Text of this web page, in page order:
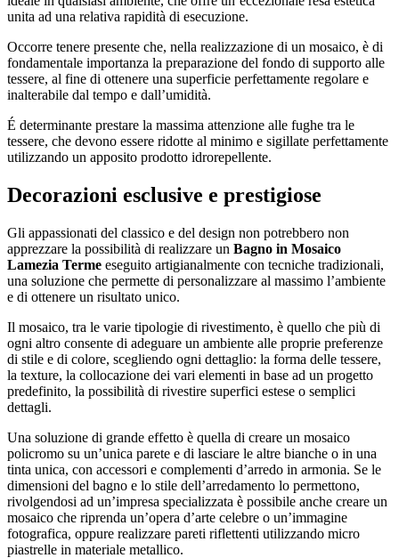
unita ad una relativa rapidità di esecuzione.
Occorre tenere presente che, nella realizzazione di un mosaico, è di
fondamentale importanza la preparazione del fondo di supporto alle
tessere, al fine di ottenere una superficie perfettamente regolare e
inalterabile dal tempo e dall’umidità.
É determinante prestare la massima attenzione alle fughe tra le
tessere, che devono essere ridotte al minimo e sigillate perfettamente
utilizzando un apposito prodotto idrorepellente.
Decorazioni esclusive e prestigiose
Gli appassionati del classico e del design non potrebbero non
apprezzare la possibilità di realizzare un Bagno in Mosaico
Lamezia Terme eseguito artigianalmente con tecniche tradizionali,
una soluzione che permette di personalizzare al massimo l’ambiente
e di ottenere un risultato unico.
Il mosaico, tra le varie tipologie di rivestimento, è quello che più di
ogni altro consente di adeguare un ambiente alle proprie preferenze
di stile e di colore, scegliendo ogni dettaglio: la forma delle tessere,
la texture, la collocazione dei vari elementi in base ad un progetto
predefinito, la possibilità di rivestire superfici estese o semplici
dettagli.
Una soluzione di grande effetto è quella di creare un mosaico
policromo su un’unica parete e di lasciare le altre bianche o in una
tinta unica, con accessori e complementi d’arredo in armonia. Se le
dimensioni del bagno e lo stile dell’arredamento lo permettono,
rivolgendosi ad un’impresa specializzata è possibile anche creare un
mosaico che riprenda un’opera d’arte celebre o un’immagine
fotografica, oppure realizzare pareti riflettenti utilizzando micro
piastrelle in materiale metallico.